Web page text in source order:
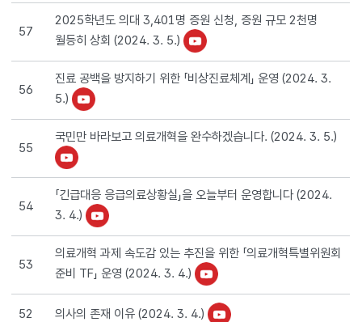
57
2025학년도 의대 3,401명 증원 신청, 증원 규모 2천명
월등히 상회 (2024. 3. 5.)
56
진료 공백을 방지하기 위한 「비상진료체계」 운영 (2024. 3.
5.)
55
국민만 바라보고 의료개혁을 완수하겠습니다. (2024. 3. 5.)
54
「긴급대응 응급의료상황실」을 오늘부터 운영합니다 (2024.
3. 4.)
53
의료개혁 과제 속도감 있는 추진을 위한 「의료개혁특별위원회
준비 TF」 운영 (2024. 3. 4.)
52 의사의 존재 이유 (2024. 3. 4.)